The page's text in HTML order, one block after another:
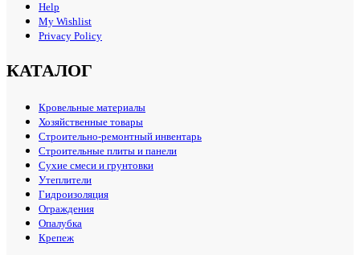
Help
My Wishlist
Privacy Policy
КАТАЛОГ
Кровельные материалы
Хозяйственные товары
Строительно-ремонтный инвентарь
Строительные плиты и панели
Сухие смеси и грунтовки
Утеплители
Гидроизоляция
Ограждения
Опалубка
Крепеж